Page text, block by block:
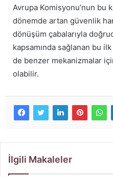
Avrupa Komisyonu’nun bu
dönemde artan güvenlik
dönüşüm çabalarıyla
kapsamında sağlanan bu
de benzer mekanizmalar
olabilir.
İlgili Makaleler